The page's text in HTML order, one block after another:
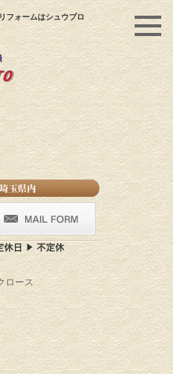
フォームはシュウプロ
ロース